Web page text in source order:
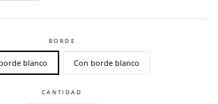
BORDE
blanco Con borde blanco
CANTIDAD